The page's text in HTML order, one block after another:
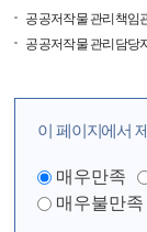
공공저작물 관리책임
공공저작물 관리담당
이 페이지에서
매우만족
매우불만족